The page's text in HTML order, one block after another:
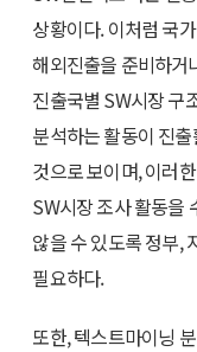
상황이다. 이처럼 국
해외진출을 준비하거
진출국별 SW시장 구
분석하는 활동이 진
것으로 보이며, 이러
SW시장 조사 활동을
않을 수 있도록 정부,
필요하다.
또한, 텍스트마이닝